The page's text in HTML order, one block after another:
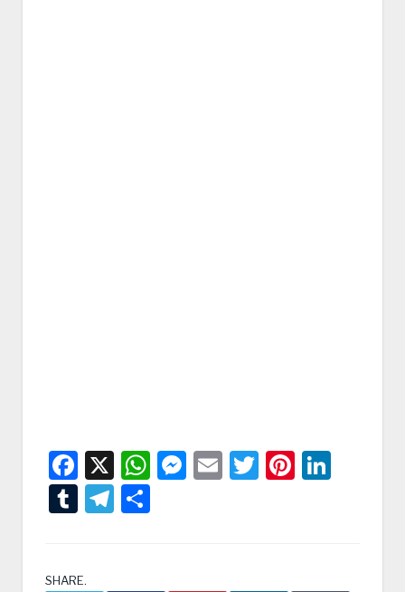
Facebook
X WhatsApp
Messenger
EmailTwitter
TumblrTelegram
SHARE.